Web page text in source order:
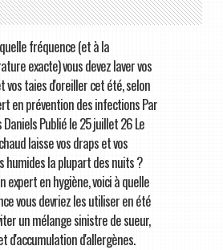
fréquence (et à la
exacte) vous devez laver vos
vos taies d'oreiller cet été, selon
en prévention des infections Par
Daniels Publié le 25 juillet 26 Le
laisse vos draps et vos
humides la plupart des nuits ?
expert en hygiène, voici à quelle
vous devriez les utiliser en été
un mélange sinistre de sueur,
d'accumulation d'allergènes.